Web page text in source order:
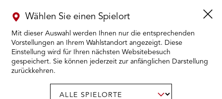
Wählen Sie einen Spielort
Mit dieser Auswahl werden Ihnen nur die entsprechenden
Vorstellungen an Ihrem Wahlstandort angezeigt. Diese
Einstellung wird für Ihren nächsten Websitebesuch
gespeichert. Sie können jederzeit zur anfänglichen Darstellung
zurückkehren.